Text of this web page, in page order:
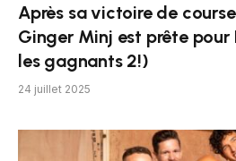
Après sa victoire de
Ginger Minj est prête
les gagnants 2!)
24 juillet 2025